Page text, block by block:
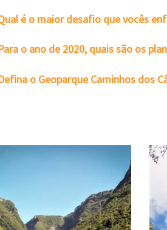
é o maior desafio que vocês
o ano de 2020, quais são os
o Geoparque Caminhos dos